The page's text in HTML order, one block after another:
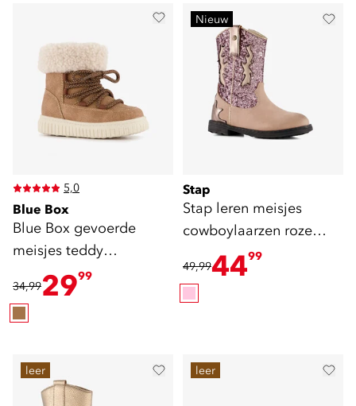
5,0
Blue Box
Blue Box gevoerde
meisjes teddy
veterboots bruin
34,992999
Nieuw
Stap
Stap leren meisjes
cowboylaarzen roze
beige
49,994499
leer leer